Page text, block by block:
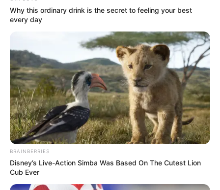
Why this ordinary drink is the secret to feeling your best
every day
BRAINBERRIES
Disney’s Live-Action Simba Was Based On The Cutest Lion
Cub Ever